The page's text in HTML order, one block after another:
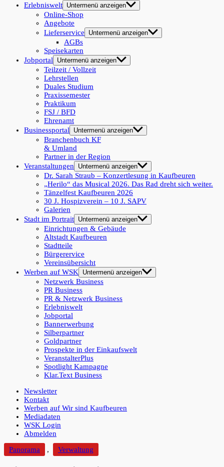
Erlebniswelt Untermenü anzeigen
Online-Shop
Angebote
Lieferservice
Untermenü anzeigen
AGBs
Speisekarten
Jobportal
Untermenü anzeigen
Teilzeit / Vollzeit
Lehrstellen
Duales Studium
Praxissemester
Praktikum
FSJ / BFD
Ehrenamt
Businessportal
Untermenü anzeigen
Branchenbuch KF
& Umland
Partner in der Region
Veranstaltungen
Untermenü anzeigen
Dr. Sarah Straub – Konzertlesung in Kaufbeuren
„Herilo“ das Musical 2026. Das Rad dreht sich weiter.
Tänzelfest Kaufbeuren 2026
30 J. Hospizverein – 10 J. SAPV
Galerien
Stadt im Portrait Untermenü anzeigen
Einrichtungen & Gebäude
Altstadt Kaufbeuren
Stadtteile
Bürgerervice
Vereinsübersicht
Werben auf WSK
Untermenü anzeigen
Netzwerk Business
PR Business
PR & Netzwerk Business
Erlebniswelt
Jobportal
Bannerwerbung
Silberpartner
Goldpartner
Prospekte in der Einkaufswelt
VeranstalterPlus
Spotlight Kampagne
Klar.Text Business
Newsletter
Kontakt
Werben auf Wir sind Kaufbeuren
Mediadaten
WSK Login
Abmelden
Panorama
, Verwaltung